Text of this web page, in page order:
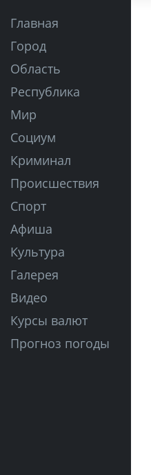
Главная
Город
Область
Республика
Мир
Социум
Криминал
Происшествия
Спорт
Афиша
Культура
Галерея
Видео
Курсы валют
Прогноз погоды